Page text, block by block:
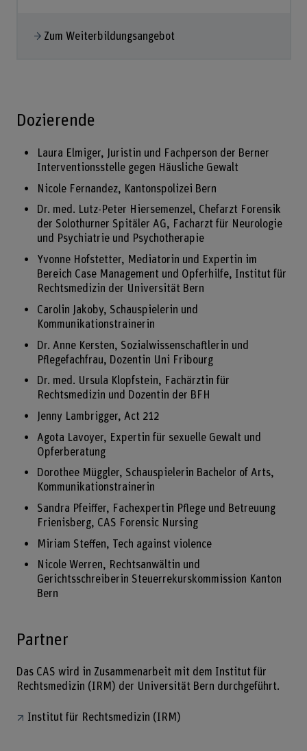
Zum Weiterbildungsangebot
Dozierende
Laura Elmiger, Juristin und Fachperson der Berner
Interventionsstelle gegen Häusliche Gewalt
Nicole Fernandez, Kantonspolizei Bern
Dr. med. Lutz-Peter Hiersemenzel, Chefarzt Forensik
der Solothurner Spitäler AG, Facharzt für Neurologie
und Psychiatrie und Psychotherapie
Yvonne Hofstetter, Mediatorin und Expertin im
Bereich Case Management und Opferhilfe, Institut für
Rechtsmedizin der Universität Bern
Carolin Jakoby, Schauspielerin und
Kommunikationstrainerin
Dr. Anne Kersten, Sozialwissenschaftlerin und
Pflegefachfrau, Dozentin Uni Fribourg
Dr. med. Ursula Klopfstein, Fachärztin für
Rechtsmedizin und Dozentin der BFH
Jenny Lambrigger, Act 212
Agota Lavoyer, Expertin für sexuelle Gewalt und
Opferberatung
Dorothee Müggler, Schauspielerin Bachelor of Arts,
Kommunikationstrainerin
Sandra Pfeiffer, Fachexpertin Pflege und Betreuung
Frienisberg, CAS Forensic Nursing
Miriam Steffen, Tech against violence
Nicole Werren, Rechtsanwältin und
Gerichtsschreiberin Steuerrekurskommission Kanton
Bern
Partner
Das CAS wird in Zusammenarbeit mit dem Institut für
Rechtsmedizin (IRM) der Universität Bern durchgeführt.
Institut für Rechtsmedizin (IRM)